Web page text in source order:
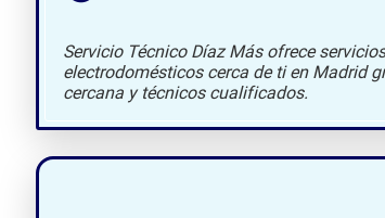
Servicio Técnico Díaz Más ofrece
electrodomésticos cerca de ti en Madrid
cercana y técnicos cualificados.